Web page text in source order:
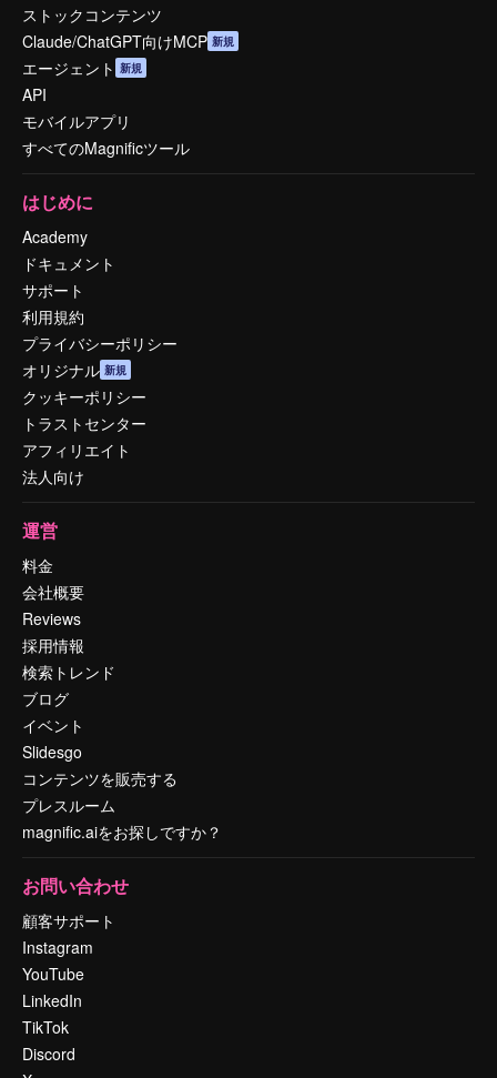
ストックコンテンツ
Claude/ChatGPT向けMCP 新規
エージェント 新規
API
モバイルアプリ
すべてのMagnificツール
はじめに
Academy
ドキュメント
サポート
利用規約
プライバシーポリシー
オリジナル 新規
クッキーポリシー
トラストセンター
アフィリエイト
法人向け
運営
料金
会社概要
Reviews
採用情報
検索トレンド
ブログ
イベント
Slidesgo
コンテンツを販売する
プレスルーム
magnific.aiをお探しですか？
お問い合わせ
顧客サポート
Instagram
YouTube
LinkedIn
TikTok
Discord